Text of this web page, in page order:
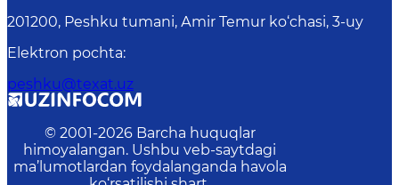
201200, Peshku tumani, Аmir Temur ko‘chasi, 3-uy
Elektron pochta:
peshku@texat.uz
© 2001-2026 Barcha huquqlar
himoyalangan. Ushbu veb-saytdagi
ma’lumotlardan foydalanganda havola